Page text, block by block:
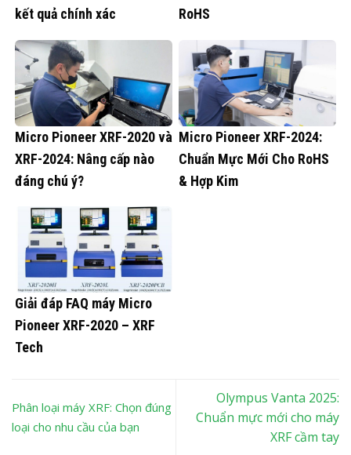
kết quả chính xác RoHS
Micro Pioneer XRF-2020 và
XRF-2024: Nâng cấp nào
đáng chú ý?
Micro Pioneer XRF-2024:
Chuẩn Mực Mới Cho RoHS
& Hợp Kim
Giải đáp FAQ máy Micro
Pioneer XRF-2020 – XRF
Tech
Phân loại máy XRF: Chọn đúng
loại cho nhu cầu của bạn
Olympus Vanta 2025:
Chuẩn mực mới cho máy
XRF cầm tay